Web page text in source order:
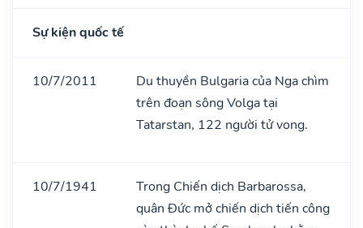
Sự kiện quốc tế
10/7/2011
Du thuyền Bulgaria của Nga chìm
trên đoạn sông Volga tại
Tatarstan, 122 người tử vong.
10/7/1941
Trong Chiến dịch Barbarossa,
quân Đức mở chiến dịch tiến công